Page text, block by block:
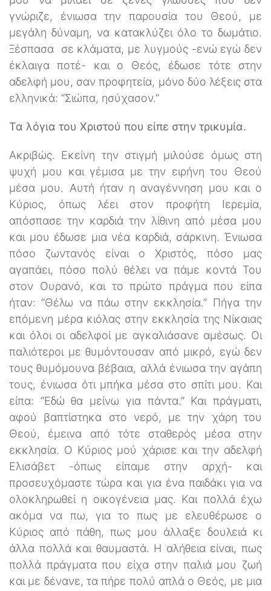
γνώριζε, ένιωσα την παρουσία του Θεού, με
μεγάλη δύναμη, να κατακλύζει όλο το δωμάτιο.
Ξέσπασα σε κλάματα, με λυγμούς -ενώ εγώ δεν
έκλαιγα ποτέ- και ο Θεός, έδωσε τότε στην
αδελφή μου, σαν προφητεία, μόνο δύο λέξεις στα
ελληνικά: “Σιώπα, ησύχασον.”
Τα λόγια του Χριστού που είπε στην τρικυμία.
Ακριβώς. Εκείνη την στιγμή μιλούσε όμως στη
ψυχή μου και γέμισα με την ειρήνη του Θεού
μέσα μου. Αυτή ήταν η αναγέννηση μου και ο
Κύριος, όπως λέει στον προφήτη Ιερεμία,
απόσπασε την καρδιά την λίθινη από μέσα μου
και μου έδωσε μια νέα καρδιά, σάρκινη. Ένιωσα
πόσο ζωντανός είναι ο Χριστός, πόσο μας
αγαπάει, πόσο πολύ θέλει να πάμε κοντά Του
στον Ουρανό, και το πρώτο πράγμα που είπα
ήταν: “Θέλω να πάω στην εκκλησία.” Πήγα την
επόμενη μέρα κιόλας στην εκκλησία της Νίκαιας
και όλοι οι αδελφοί με αγκαλιάσανε αμέσως. Οι
παλιότεροι με θυμόντουσαν από μικρό, εγώ δεν
τους θυμόμουνα βέβαια, αλλά ένιωσα την αγάπη
τους, ένιωσα ότι μπήκα μέσα στο σπίτι μου. Και
είπα: “Εδώ θα μείνω για πάντα.” Και πράγματι,
αφού βαπτίστηκα στο νερό, με την χάρη του
Θεού, έμεινα από τότε σταθερός μέσα στην
εκκλησία. Ο Κύριος μού χάρισε και την αδελφή
Ελισάβετ -όπως είπαμε στην αρχή- και
προσευχόμαστε τώρα και για ένα παιδάκι για να
ολοκληρωθεί η οικογένεια μας. Και πολλά έχω
ακόμα να πω, για το πως με ελευθέρωσε ο
Κύριος από πάθη, πως μου άλλαξε δουλειά κι
άλλα πολλά και θαυμαστά. Η αλήθεια είναι, πως
πολλά πράγματα που είχα στην παλιά μου ζωή
και με δένανε, τα πήρε πολύ απλά ο Θεός, με μια